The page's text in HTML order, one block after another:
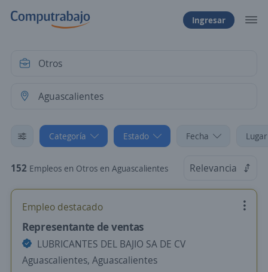
Ingresar
Categoría Estado Fecha
152 Empleos en Otros en Aguascalientes Relevancia
Empleo destacado
Representante de ventas
LUBRICANTES DEL BAJIO SA DE CV
Aguascalientes, Aguascalientes